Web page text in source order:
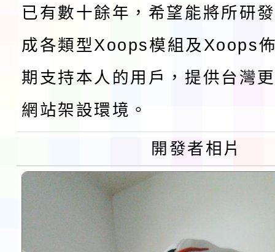
實施要點各1份
程
函轉國家通訊傳播委員
鎮韌性（防空）演習－
速演練執行計畫」
「115年金融知識線上
本校115學年度第1學
第3次招考代課鐘點教
告(不再辦理後續甄選)
檢送「桃園市115學年
賽實施要點」1份
本市「115學年度學生
程安排一案
「桃園市補助參觀特色
展演活動實施計畫」
已有數十餘年，希望能將所研
成各類型Xoops模組及Xoops
期支持本人的用戶，提供台灣
網站架設環境。
開發者相片